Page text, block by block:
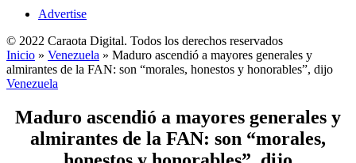
Advertise
© 2022 Caraota Digital. Todos los derechos reservados
Inicio » Venezuela » Maduro ascendió a mayores generales y
almirantes de la FAN: son “morales, honestos y honorables”, dijo
Venezuela
Maduro ascendió a mayores generales y
almirantes de la FAN: son “morales,